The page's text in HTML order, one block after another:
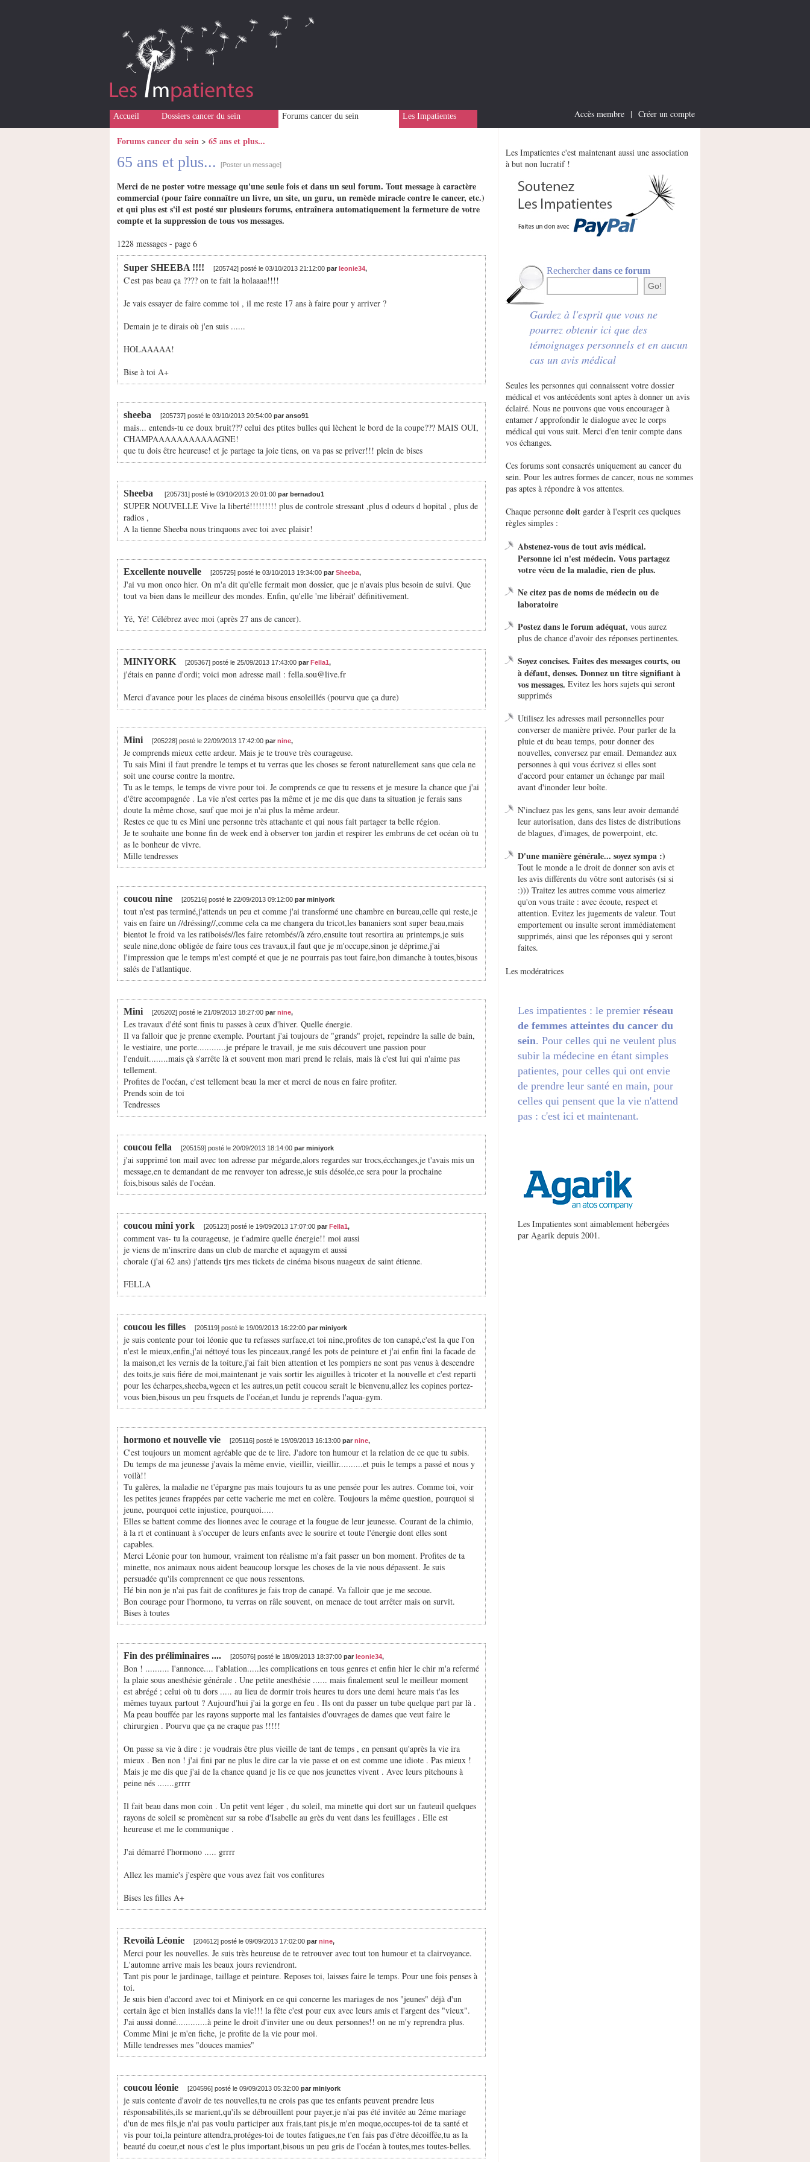
Accueil Dossiers cancer du sein Forums cancer du sein Les Impatientes Accès membre | Créer un compte
Forums cancer du sein > 65 ans et plus...
65 ans et plus... [Poster un message]
Merci de ne poster votre message qu'une seule fois et dans un seul forum. Tout message à caractère
commercial (pour faire connaître un livre, un site, un guru, un remède miracle contre le cancer, etc.)
et qui plus est s'il est posté sur plusieurs forums, entraînera automatiquement la fermeture de votre
compte et la suppression de tous vos messages.
1228 messages - page 6
Super SHEEBA !!!! [205742] posté le 03/10/2013 21:12:00 par leonie34,
C'est pas beau ça ???? on te fait la holaaaa!!!!
Je vais essayer de faire comme toi , il me reste 17 ans à faire pour y arriver ?
Demain je te dirais où j'en suis ......
HOLAAAAA!
Bise à toi A+
sheeba [205737] posté le 03/10/2013 20:54:00 par anso91
mais... entends-tu ce doux bruit??? celui des ptites bulles qui lèchent le bord de la coupe??? MAIS OUI,
CHAMPAAAAAAAAAAAGNE!
que tu dois être heureuse! et je partage ta joie tiens, on va pas se priver!!! plein de bises
Sheeba [205731] posté le 03/10/2013 20:01:00 par bernadou1
SUPER NOUVELLE Vive la liberté!!!!!!!!! plus de controle stressant ,plus d odeurs d hopital , plus de
radios ,
A la tienne Sheeba nous trinquons avec toi avec plaisir!
Excellente nouvelle [205725] posté le 03/10/2013 19:34:00 par Sheeba,
J'ai vu mon onco hier. On m'a dit qu'elle fermait mon dossier, que je n'avais plus besoin de suivi. Que
tout va bien dans le meilleur des mondes. Enfin, qu'elle 'me libérait' définitivement.
Yé, Yé! Célébrez avec moi (après 27 ans de cancer).
MINIYORK [205367] posté le 25/09/2013 17:43:00 par Fella1,
j'étais en panne d'ordi; voici mon adresse mail : fella.sou@live.fr
Merci d'avance pour les places de cinéma bisous ensoleillés (pourvu que ça dure)
Mini [205228] posté le 22/09/2013 17:42:00 par nine,
Je comprends mieux cette ardeur. Mais je te trouve très courageuse.
Tu sais Mini il faut prendre le temps et tu verras que les choses se feront naturellement sans que cela ne
soit une course contre la montre.
Tu as le temps, le temps de vivre pour toi. Je comprends ce que tu ressens et je mesure la chance que j'ai
d'être accompagnée . La vie n'est certes pas la même et je me dis que dans ta situation je ferais sans
doute la même chose, sauf que moi je n'ai plus la même ardeur.
Restes ce que tu es Mini une personne très attachante et qui nous fait partager ta belle région.
Je te souhaite une bonne fin de week end à observer ton jardin et respirer les embruns de cet océan où tu
as le bonheur de vivre.
Mille tendresses
coucou nine [205216] posté le 22/09/2013 09:12:00 par miniyork
tout n'est pas terminé,j'attends un peu et comme j'ai transformé une chambre en bureau,celle qui reste,je
vais en faire un //dréssing//,comme cela ca me changera du tricot,les bananiers sont super beau,mais
bientot le froid va les ratiboisés//les faire retombés//à zéro,ensuite tout resortira au printemps,je suis
seule nine,donc obligée de faire tous ces travaux,il faut que je m'occupe,sinon je déprime,j'ai
l'impression que le temps m'est compté et que je ne pourrais pas tout faire,bon dimanche à toutes,bisous
salés de l'atlantique.
Mini [205202] posté le 21/09/2013 18:27:00 par nine,
Les travaux d'été sont finis tu passes à ceux d'hiver. Quelle énergie.
Il va falloir que je prenne exemple. Pourtant j'ai toujours de "grands" projet, repeindre la salle de bain,
le vestiaire, une porte............je prépare le travail, je me suis découvert une passion pour
l'enduit........mais çà s'arrête là et souvent mon mari prend le relais, mais là c'est lui qui n'aime pas
tellement.
Profites de l'océan, c'est tellement beau la mer et merci de nous en faire profiter.
Prends soin de toi
Tendresses
coucou fella [205159] posté le 20/09/2013 18:14:00 par miniyork
j'ai supprimé ton mail avec ton adresse par mégarde,alors regardes sur trocs,écchanges,je t'avais mis un
message,en te demandant de me renvoyer ton adresse,je suis désolée,ce sera pour la prochaine
fois,bisous salés de l'océan.
coucou mini york [205123] posté le 19/09/2013 17:07:00 par Fella1,
comment vas- tu la courageuse, je t'admire quelle énergie!! moi aussi
je viens de m'inscrire dans un club de marche et aquagym et aussi
chorale (j'ai 62 ans) j'attends tjrs mes tickets de cinéma bisous nuageux de saint étienne.
FELLA
coucou les filles [205119] posté le 19/09/2013 16:22:00 par miniyork
je suis contente pour toi léonie que tu refasses surface,et toi nine,profites de ton canapé,c'est la que l'on
n'est le mieux,enfin,j'ai néttoyé tous les pinceaux,rangé les pots de peinture et j'ai enfin fini la facade de
la maison,et les vernis de la toiture,j'ai fait bien attention et les pompiers ne sont pas venus à descendre
des toits,je suis fiére de moi,maintenant je vais sortir les aiguilles à tricoter et la nouvelle et c'est reparti
pour les écharpes,sheeba,wgeen et les autres,un petit coucou serait le bienvenu,allez les copines portez-
vous bien,bisous un peu frsquets de l'océan,et lundu je reprends l'aqua-gym.
hormono et nouvelle vie [205116] posté le 19/09/2013 16:13:00 par nine,
C'est toujours un moment agréable que de te lire. J'adore ton humour et la relation de ce que tu subis.
Du temps de ma jeunesse j'avais la même envie, vieillir, vieillir..........et puis le temps a passé et nous y
voilà!!
Tu galères, la maladie ne t'épargne pas mais toujours tu as une pensée pour les autres. Comme toi, voir
les petites jeunes frappées par cette vacherie me met en colère. Toujours la même question, pourquoi si
jeune, pourquoi cette injustice, pourquoi.....
Elles se battent comme des lionnes avec le courage et la fougue de leur jeunesse. Courant de la chimio,
à la rt et continuant à s'occuper de leurs enfants avec le sourire et toute l'énergie dont elles sont
capables.
Merci Léonie pour ton humour, vraiment ton réalisme m'a fait passer un bon moment. Profites de ta
minette, nos animaux nous aident beaucoup lorsque les choses de la vie nous dépassent. Je suis
persuadée qu'ils comprennent ce que nous ressentons.
Hé bin non je n'ai pas fait de confitures je fais trop de canapé. Va falloir que je me secoue.
Bon courage pour l'hormono, tu verras on râle souvent, on menace de tout arrêter mais on survit.
Bises à toutes
Fin des préliminaires .... [205076] posté le 18/09/2013 18:37:00 par leonie34,
Bon ! .......... l'annonce.... l'ablation.....les complications en tous genres et enfin hier le chir m'a refermé
la plaie sous anesthésie générale . Une petite anesthésie ...... mais finalement seul le meilleur moment
est abrégé ; celui où tu dors ..... au lieu de dormir trois heures tu dors une demi heure mais t'as les
mêmes tuyaux partout ? Aujourd'hui j'ai la gorge en feu . Ils ont du passer un tube quelque part par là .
Ma peau bouffée par les rayons supporte mal les fantaisies d'ouvrages de dames que veut faire le
chirurgien . Pourvu que ça ne craque pas !!!!!
On passe sa vie à dire : je voudrais être plus vieille de tant de temps , en pensant qu'après la vie ira
mieux . Ben non ! j'ai fini par ne plus le dire car la vie passe et on est comme une idiote . Pas mieux !
Mais je me dis que j'ai de la chance quand je lis ce que nos jeunettes vivent . Avec leurs pitchouns à
peine nés .......grrrr
Il fait beau dans mon coin . Un petit vent léger , du soleil, ma minette qui dort sur un fauteuil quelques
rayons de soleil se promènent sur sa robe d'Isabelle au grès du vent dans les feuillages . Elle est
heureuse et me le communique .
J'ai démarré l'hormono ..... grrrr
Allez les mamie's j'espère que vous avez fait vos confitures
Bises les filles A+
Revoilà Léonie [204612] posté le 09/09/2013 17:02:00 par nine,
Merci pour les nouvelles. Je suis très heureuse de te retrouver avec tout ton humour et ta clairvoyance.
L'automne arrive mais les beaux jours reviendront.
Tant pis pour le jardinage, taillage et peinture. Reposes toi, laisses faire le temps. Pour une fois penses à
toi.
Je suis bien d'accord avec toi et Miniyork en ce qui concerne les mariages de nos "jeunes" déjà d'un
certain âge et bien installés dans la vie!!! la fête c'est pour eux avec leurs amis et l'argent des "vieux".
J'ai aussi donné.............à peine le droit d'inviter une ou deux personnes!! on ne m'y reprendra plus.
Comme Mini je m'en fiche, je profite de la vie pour moi.
Mille tendresses mes "douces mamies"
coucou léonie [204596] posté le 09/09/2013 05:32:00 par miniyork
je suis contente d'avoir de tes nouvelles,tu ne crois pas que tes enfants peuvent prendre leus
résponsabilités,ils se marient,qu'ils se débrouillent pour payer,je n'ai pas été invitée au 2éme mariage
d'un de mes fils,je n'ai pas voulu participer aux frais,tant pis,je m'en moque,occupes-toi de ta santé et
vis pour toi,la peinture attendra,protéges-toi de toutes fatigues,ne t'en fais pas d'étre décoiffée,tu as la
beauté du coeur,et nous c'est le plus important,bisous un peu gris de l'océan à toutes,mes toutes-belles.
Les Impatientes c'est maintenant aussi une association
à but non lucratif !
Rechercherdans ce forum
Gardez à l'esprit que vous ne
pourrez obtenir ici que des
témoignages personnels et en aucun
cas un avis médical
Seules les personnes qui connaissent votre dossier
médical et vos antécédents sont aptes à donner un avis
éclairé. Nous ne pouvons que vous encourager à
entamer / approfondir le dialogue avec le corps
médical qui vous suit. Merci d'en tenir compte dans
vos échanges.
Ces forums sont consacrés uniquement au cancer du
sein. Pour les autres formes de cancer, nous ne sommes
pas aptes à répondre à vos attentes.
Chaque personne doit garder à l'esprit ces quelques
règles simples :
Abstenez-vous de tout avis médical.
Personne ici n'est médecin. Vous partagez
votre vécu de la maladie, rien de plus.
Ne citez pas de noms de médecin ou de
laboratoire
Postez dans le forum adéquat, vous aurez
plus de chance d'avoir des réponses pertinentes.
Soyez concises. Faites des messages courts, ou
à défaut, denses. Donnez un titre signifiant à
vos messages. Evitez les hors sujets qui seront
supprimés
Utilisez les adresses mail personnelles pour
converser de manière privée. Pour parler de la
pluie et du beau temps, pour donner des
nouvelles, conversez par email. Demandez aux
personnes à qui vous écrivez si elles sont
d'accord pour entamer un échange par mail
avant d'inonder leur boîte.
N'incluez pas les gens, sans leur avoir demandé
leur autorisation, dans des listes de distributions
de blagues, d'images, de powerpoint, etc.
D'une manière générale... soyez sympa :)
Tout le monde a le droit de donner son avis et
les avis différents du vôtre sont autorisés (si si
:))) Traitez les autres comme vous aimeriez
qu'on vous traite : avec écoute, respect et
attention. Evitez les jugements de valeur. Tout
emportement ou insulte seront immédiatement
supprimés, ainsi que les réponses qui y seront
faites.
Les modératrices
Les impatientes : le premier réseau
de femmes atteintes du cancer du
sein. Pour celles qui ne veulent plus
subir la médecine en étant simples
patientes, pour celles qui ont envie
de prendre leur santé en main, pour
celles qui pensent que la vie n'attend
pas : c'est ici et maintenant.
Les Impatientes sont aimablement hébergées
par Agarik depuis 2001.